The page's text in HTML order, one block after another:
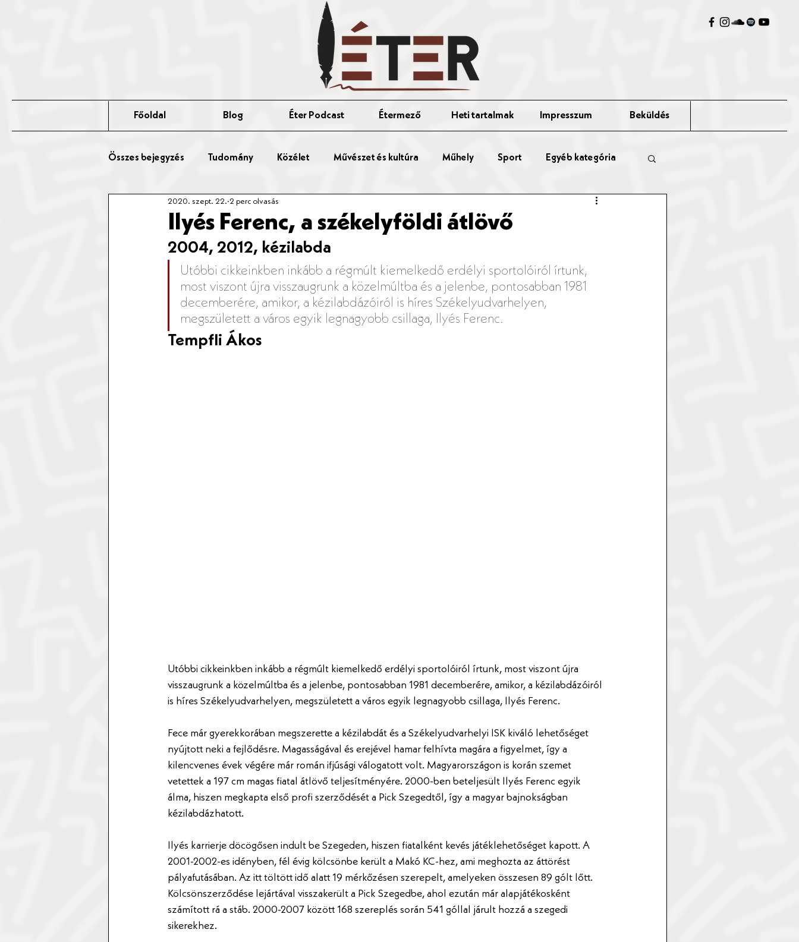
Főoldal Blog Éter Podcast Étermező Heti tartalmak Impresszum Beküldés
Összes bejegyzés Tudomány Közélet Művészet és kultúra Műhely Sport Egyéb kategória
Érted Talks Affér Vitaest
Ilyés Ferenc, a székelyföldi átlövő
2020. szept. 22. 2 perc olvasás
2004, 2012, kézilabda
Utóbbi cikkeinkben inkább a régmúlt kiemelkedő erdélyi sportolóiról írtunk,
most viszont újra visszaugrunk a közelmúltba és a jelenbe, pontosabban 1981
decemberére, amikor, a kézilabdázóiról is híres Székelyudvarhelyen,
megszületett a város egyik legnagyobb csillaga, Ilyés Ferenc.
Tempfli Ákos
Utóbbi cikkeinkben inkább a régmúlt kiemelkedő erdélyi sportolóiról írtunk, most viszont újra
visszaugrunk a közelmúltba és a jelenbe, pontosabban 1981 decemberére, amikor, a kézilabdázóiról
is híres Székelyudvarhelyen, megszületett a város egyik legnagyobb csillaga, Ilyés Ferenc.
Fece már gyerekkorában megszerette a kézilabdát és a Székelyudvarhelyi ISK kiváló lehetőséget
nyújtott neki a fejlődésre. Magasságával és erejével hamar felhívta magára a figyelmet, így a
kilencvenes évek végére már román ifjúsági válogatott volt. Magyarországon is korán szemet
vetettek a 197 cm magas fiatal átlövő teljesítményére. 2000-ben beteljesült Ilyés Ferenc egyik
álma, hiszen megkapta első profi szerződését a Pick Szegedtől, így a magyar bajnokságban
kézilabdázhatott.
Ilyés karrierje döcögősen indult be Szegeden, hiszen fiatalként kevés játéklehetőséget kapott. A
2001-2002-es idényben, fél évig kölcsönbe került a Makó KC-hez, ami meghozta az áttörést
pályafutásában. Az itt töltött idő alatt 19 mérkőzésen szerepelt, amelyeken összesen 89 gólt lőtt.
Kölcsönszerződése lejártával visszakerült a Pick Szegedbe, ahol ezután már alapjátékosként
számított rá a stáb. 2000-2007 között 168 szereplés során 541 góllal járult hozzá a szegedi
sikerekhez.